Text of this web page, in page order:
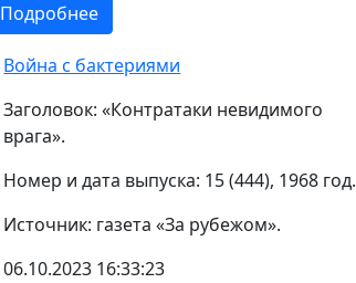
Подробнее
Война с бактериями
Заголовок: «Контратаки невидимого
врага».
Номер и дата выпуска: 15 (444), 1968 год.
Источник: газета «За рубежом».
06.10.2023 16:33:23